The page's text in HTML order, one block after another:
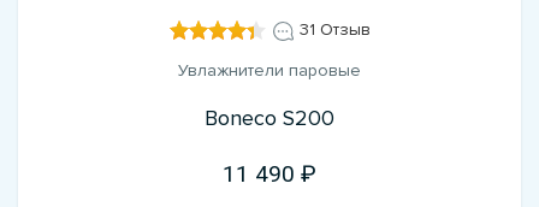
31 Отзыв
Увлажнители паровые
Boneco S200
11 490